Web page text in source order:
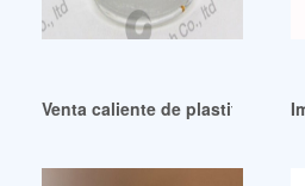
Venta caliente de